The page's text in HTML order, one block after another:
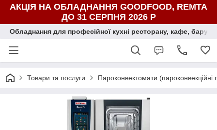
АКЦІЯ НА ОБЛАДНАННЯ GOODFOOD, REMTA
ДО 31 СЕРПНЯ 2026 Р
Обладнання для професійної кухні ресторану, кафе, бару,
Товари та послуги Пароконвектомати (пароконвекційні